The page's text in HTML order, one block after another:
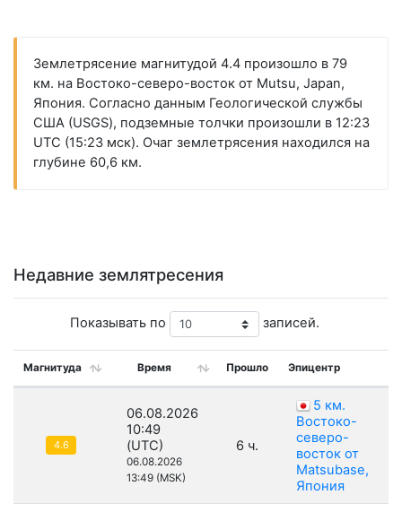
Землетрясение магнитудой 4.4 произошло в 79
км. на Востоко-северо-восток от Mutsu, Japan,
Япония. Согласно данным Геологической службы
США (USGS), подземные толчки произошли в 12:23
UTC (15:23 мск). Очаг землетрясения находился на
глубине 60,6 км.
Недавние землятресения
Показывать по записей.
Магнитуда Время Прошло Эпицентр
4.6
06.08.2026
10:49
(UTC)
06.08.2026
13:49 (MSK)
6 ч.
5 км.
Востоко-
северо-
восток от
Matsubase,
Япония